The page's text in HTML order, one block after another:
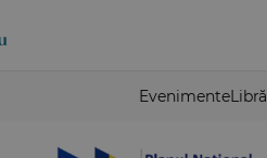
Evenimente